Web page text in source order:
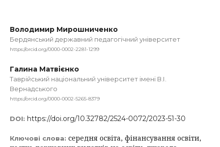
Володимир Мирошниченко
Бердянський державний педагогічний університет
https://orcid.org/0000-0002-2281-1299
Галина Матвієнко
Таврійський національний університет імені В.І.
Вернадського
https://orcid.org/0000-0002-5265-8379
DOI: https://doi.org/10.32782/2524-0072/2023-51-30
Ключові слова: середня освіта, фінансування освіти,